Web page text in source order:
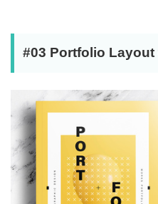
#03 Portfolio